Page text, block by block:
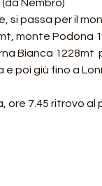
Nembro)
si passa per il
monte Podona
Bianca 1228mt
poi giù fino a
ore 7.45 ritrovo al